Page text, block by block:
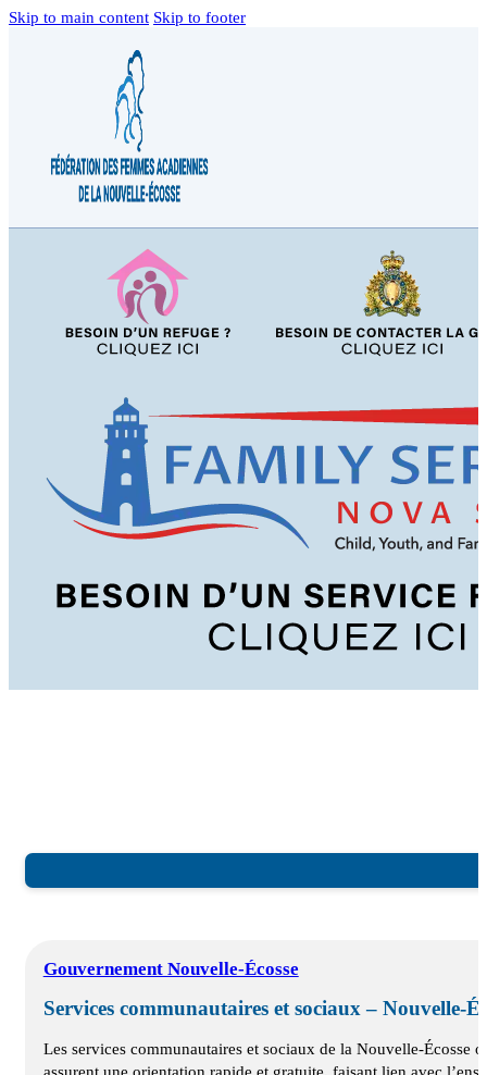
Skip to main content Skip to footer
Gouvernement Nouvelle-Écosse
Services communautaires et sociaux –
Les services communautaires et sociaux de la